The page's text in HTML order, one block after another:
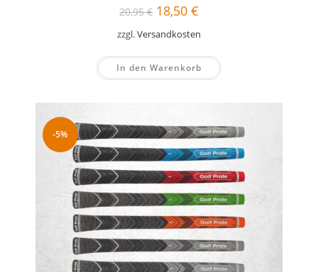
20,95€ Ursprünglicher
Preis
war:
20,95 €
18,50 €
18,50 €.
zzgl.Versandkosten
In den Warenkorb
-5%